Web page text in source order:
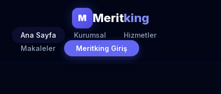
M Meritking
Ana Sayfa Kurumsal
Hizmetler
Makaleler
Meritking Giriş